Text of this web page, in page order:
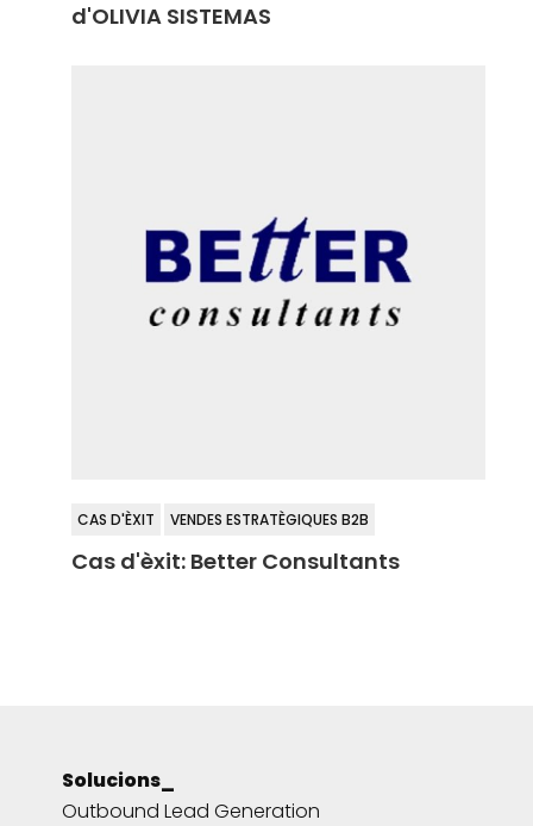
d'OLIVIA SISTEMAS
CAS D'ÈXIT VENDES ESTRATÈGIQUES B2B
Cas d'èxit: Better Consultants
Solucions_
Outbound Lead Generation